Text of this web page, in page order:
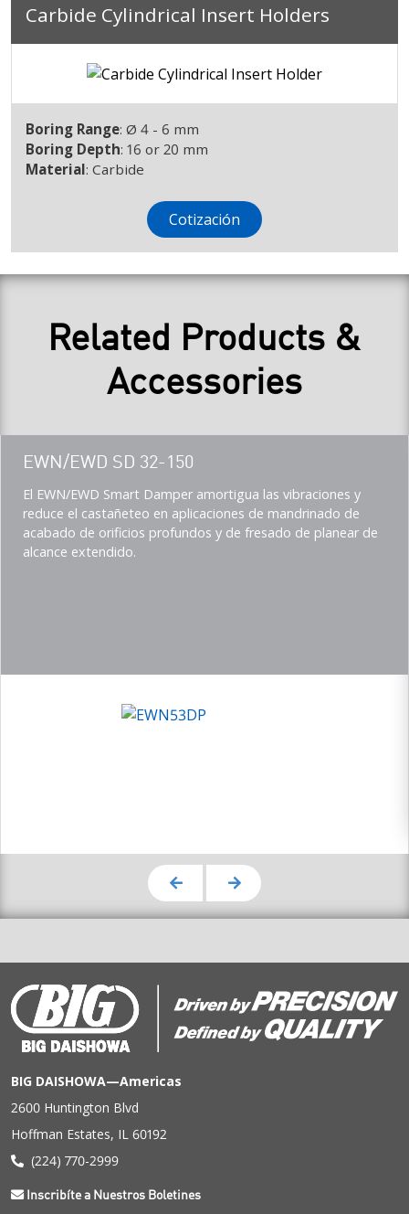
Carbide Cylindrical Insert Holders
Boring Range: Ø 4 - 6 mm
Boring Depth: 16 or 20 mm
Material: Carbide
Cotización
Related Products &
Accessories
Teaser
title
EWN/EWD SD 32-150
Teaser
description
(Imperial)
El EWN/EWD Smart Damper amortigua las vibraciones y
reduce el castañeteo en aplicaciones de mandrinado de
acabado de orificios profundos y de fresado de planear de
alcance extendido.
BIG DAISHOWA—Americas
2600 Huntington Blvd
Hoffman Estates, IL 60192
(224) 770-2999
Inscribíte a Nuestros Boletines